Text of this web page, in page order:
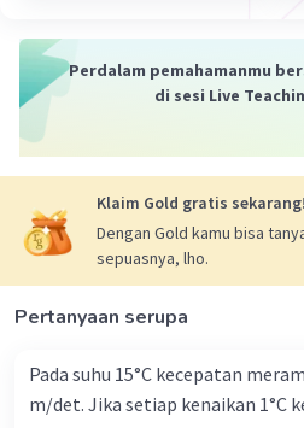
Perdalam pemahamanmu
di sesi Live
Klaim Gold gratis sekarang!
Dengan Gold kamu bisa
sepuasnya, lho.
Pertanyaan serupa
Pada suhu 15°C kecepatan
m/det. Jika setiap kenaikan 1°C